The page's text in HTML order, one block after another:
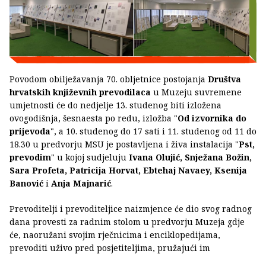
Povodom obilježavanja 70. obljetnice postojanja Društva
hrvatskih književnih prevodilaca u Muzeju suvremene
umjetnosti će do nedjelje 13. studenog biti izložena
ovogodišnja, šesnaesta po redu, izložba "Od izvornika do
prijevoda", a 10. studenog do 17 sati i 11. studenog od 11 do
18.30 u predvorju MSU je postavljena i živa instalacija "Pst,
prevodim" u kojoj sudjeluju Ivana Olujić, Snježana Božin,
Sara Profeta, Patricija Horvat, Ebtehaj Navaey, Ksenija
Banović i Anja Majnarić.
Prevoditelji i prevoditeljice naizmjence će dio svog radnog
dana provesti za radnim stolom u predvorju Muzeja gdje
će, naoružani svojim rječnicima i enciklopedijama,
prevoditi uživo pred posjetiteljima, pružajući im